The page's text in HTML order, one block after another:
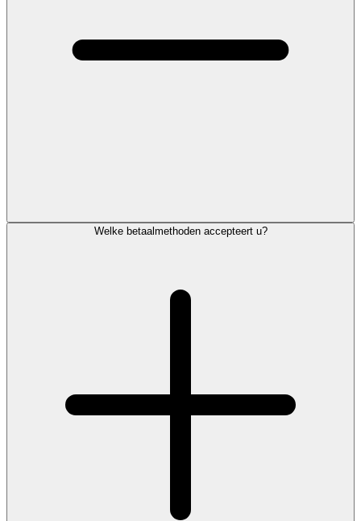
Welke betaalmethoden accepteert u?